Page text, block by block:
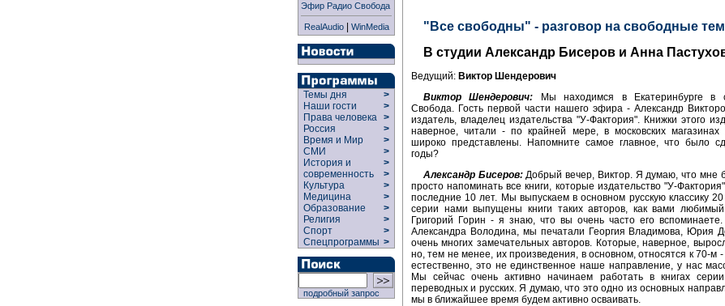
Эфир Радио Свобода
RealAudio| WinMedia
Темы дня
>
Наши гости
>
Права человека >
Россия
>
Время и Мир
>
СМИ
>
История и
современность
>
>
Культура
>
Медицина
>
Образование
>
Религия
>
Спорт
>
Спецпрограммы >
подробный запрос
"Все свободны" - разговор на свободные
В студии Александр Бисеров и Анна
Ведущий: Виктор Шендерович
Виктор Шендерович: Мы находимся в Екатеринбурге в
Свобода. Гость первой части нашего эфира - Александр
издатель, владелец издательства "У-Фактория". Книжки этого
наверное, читали - по крайней мере, в московских магазинах
широко представлены. Напомните самое главное, что было
годы?
Александр Бисеров:Добрый вечер, Виктор. Я думаю, что мне
просто напоминать все книги, которые издательство "У-
последние 10 лет. Мы выпускаем в основном русскую классику 20
серии нами выпущены книги таких авторов, как вами
Григорий Горин - я знаю, что вы очень часто его
Александра Володина, мы печатали Георгия Владимова, Юрия
очень многих замечательных авторов. Которые, наверное,
но, тем не менее, их произведения, в основном, относятся к 70-м
естественно, это не единственное наше направление, у нас
Мы сейчас очень активно начинаем работать в книгах
переводных и русских. Я думаю, что это одно из основных
мы в ближайшее время будем активно осваивать.